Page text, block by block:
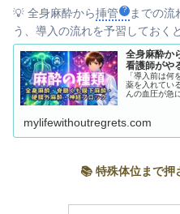
💡 全身麻酔から挿管
までの流
う、導入の流れを予習しておく
全身麻酔か
看護師がや
「導入前は何
薬を入れてい
んの血圧が急
類、導入のパ
動が予測でき
できるように
mylifewithoutregrets.com
📚 特殊体位まで押